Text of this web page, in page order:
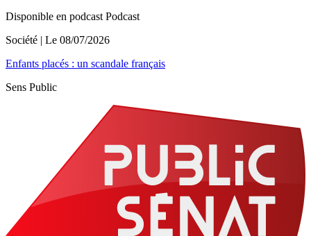
Disponible en podcast Podcast
Société | Le 08/07/2026
Enfants placés : un scandale français
Sens Public